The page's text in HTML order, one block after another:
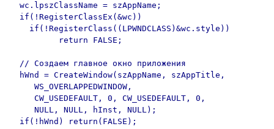
  wc.lpszClassName = szAppName;
  if(!RegisterClassEx(&wc))
    if(!RegisterClass((LPWNDCLASS)&wc.style))
  // Создаем главное окно приложения
  hWnd = CreateWindow(szAppName, szAppTitle,
     WS_OVERLAPPEDWINDOW,
     CW_USEDEFAULT, 0, CW_USEDEFAULT, 0,
     NULL, NULL, hInst, NULL);
  if(!hWnd) return(FALSE);